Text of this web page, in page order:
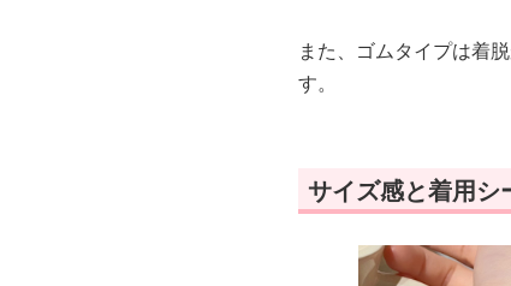
また、ゴムタイプは着
す。
サイズ感と着用シ